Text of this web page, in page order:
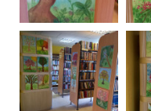
posms
"Es esmu burve
1. un 2. klase
Izstāde "Mans